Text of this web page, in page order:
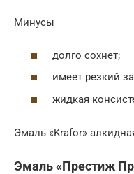
Минусы
долго сохнет;
имеет резкий
жидкая
Эмаль «Krafor»
Эмаль «Престиж